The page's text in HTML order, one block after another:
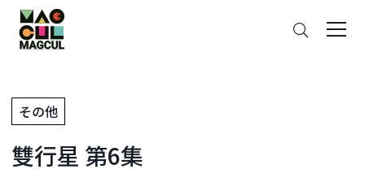
ン
テ
ン
に
ス
キ
ッ
プ
その他
雙行星 第6集